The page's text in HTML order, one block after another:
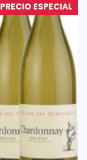
PRECIO ESPECIAL